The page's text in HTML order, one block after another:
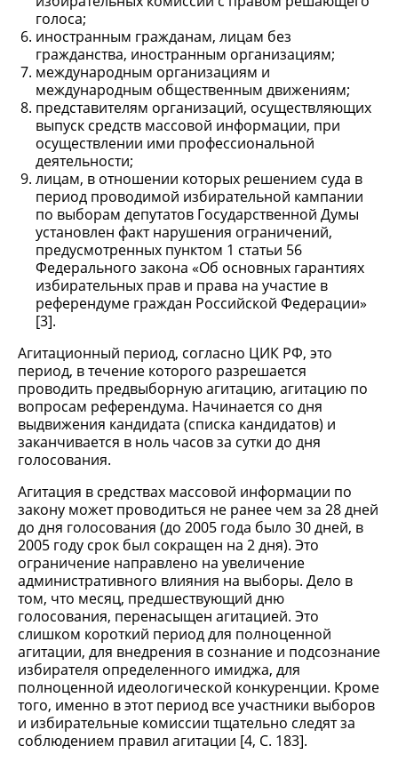
голоса;
иностранным гражданам, лицам без
гражданства, иностранным организациям;
международным организациям и
международным общественным движениям;
представителям организаций, осуществляющих
выпуск средств массовой информации, при
осуществлении ими профессиональной
деятельности;
лицам, в отношении которых решением суда в
период проводимой избирательной кампании
по выборам депутатов Государственной Думы
установлен факт нарушения ограничений,
предусмотренных пунктом 1 статьи 56
Федерального закона «Об основных гарантиях
избирательных прав и права на участие в
референдуме граждан Российской Федерации»
[3].
Агитационный период, согласно ЦИК РФ, это
период, в течение которого разрешается
проводить предвыборную агитацию, агитацию по
вопросам референдума. Начинается со дня
выдвижения кандидата (списка кандидатов) и
заканчивается в ноль часов за сутки до дня
голосования.
Агитация в средствах массовой информации по
закону может проводиться не ранее чем за 28 дней
до дня голосования (до 2005 года было 30 дней, в
2005 году срок был сокращен на 2 дня). Это
ограничение направлено на увеличение
административного влияния на выборы. Дело в
том, что месяц, предшествующий дню
голосования, перенасыщен агитацией. Это
слишком короткий период для полноценной
агитации, для внедрения в сознание и подсознание
избирателя определенного имиджа, для
полноценной идеологической конкуренции. Кроме
того, именно в этот период все участники выборов
и избирательные комиссии тщательно следят за
соблюдением правил агитации [4, С. 183].